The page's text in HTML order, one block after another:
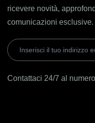
ricevere novità,
comunicazioni esclusive.
Contattaci 24/7 al